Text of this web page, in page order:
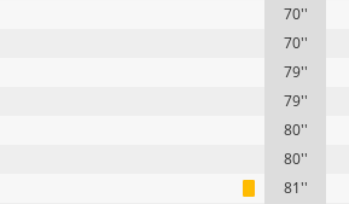
70''
70''
79''
79''
80''
80''
81''